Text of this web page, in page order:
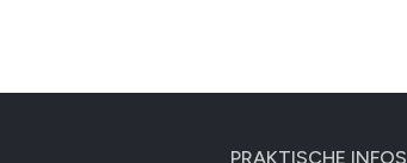
PRAKTISCHE INFOS